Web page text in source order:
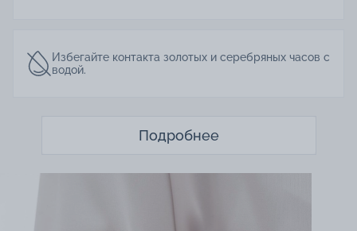
Избегайте контакта золотых и серебряных часов с
водой.
Подробнее